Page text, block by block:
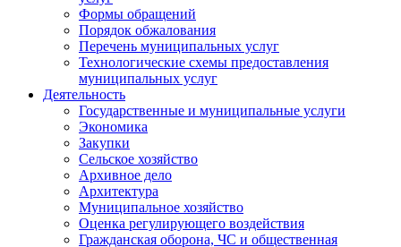
Формы обращений
Порядок обжалования
Перечень муниципальных услуг
Технологические схемы предоставления
муниципальных услуг
Деятельность
Государственные и муниципальные услуги
Экономика
Закупки
Сельское хозяйство
Архивное дело
Архитектура
Муниципальное хозяйство
Оценка регулирующего воздействия
Гражданская оборона, ЧС и общественная